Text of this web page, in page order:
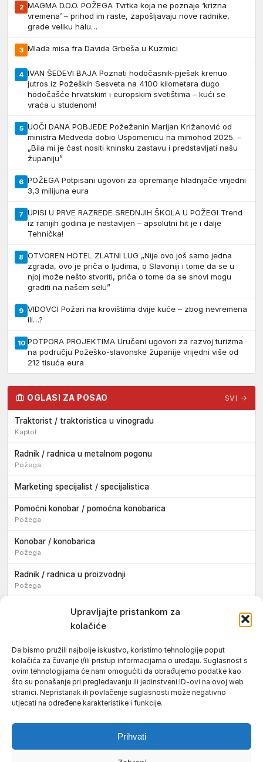
Upravljajte pristankom za
kolačiće
Da bismo pružili najbolje iskustvo, koristimo tehnologije poput
kolačića za čuvanje i/ili pristup informacijama o uređaju. Suglasnost s
ovim tehnologijama će nam omogućiti da obrađujemo podatke kao
što su ponašanje pri pregledavanju ili jedinstveni ID-ovi na ovoj web
stranici. Nepristanak ili povlačenje suglasnosti može negativno
utjecati na određene karakteristike i funkcije.
Prihvati
2 MAGMA D.O.O. POŽEGA Tvrtka koja ne poznaje ‘krizna
vremena’ – prihod im raste, zapošljavaju nove radnike,
grade veliku halu…
3 Mlada misa fra Davida Grbeša u Kuzmici
4 IVAN ŠEDEVI BAJA Poznati hodočasnik-pješak krenuo
jutros iz Požeških Sesveta na 4100 kilometara dugo
hodočašće hrvatskim i europskim svetištima – kući se
vraća u studenom!
5 UOČI DANA POBJEDE Požežanin Marijan Križanović od
ministra Medveda dobio Uspomenicu na mimohod 2025. –
„Bila mi je čast nositi kninsku zastavu i predstavljati našu
županiju”
6 POŽEGA Potpisani ugovori za opremanje hladnjače vrijedni
3,3 milijuna eura
7 UPISI U PRVE RAZREDE SREDNJIH ŠKOLA U POŽEGI Trend
iz ranijih godina je nastavljen – apsolutni hit je i dalje
Tehnička!
8 OTVOREN HOTEL ZLATNI LUG „Nije ovo još samo jedna
zgrada, ovo je priča o ljudima, o Slavoniji i tome da se u
njoj može nešto stvoriti, priča o tome da se snovi mogu
graditi na našem selu”
9 VIDOVCI Požari na krovištima dvije kuće – zbog nevremena
ili…?
10 POTPORA PROJEKTIMA Uručeni ugovori za razvoj turizma
na području Požeško-slavonske županije vrijedni više od
212 tisuća eura
OGLASI ZA POSAO SVI →
Traktorist / traktoristica u vinogradu
Kaptol
Radnik / radnica u metalnom pogonu
Požega
Marketing specijalist / specijalistica
Pomoćni konobar / pomoćna konobarica
Požega
Konobar / konobarica
Požega
Radnik / radnica u proizvodnji
Požega
Sezonski pomoćni radnik / sezonska pomoćna radnica
Pomoćni pekar / pomoćna pekarica
Pekar / pekarica
Požega
Konobar / konobarica
Požega